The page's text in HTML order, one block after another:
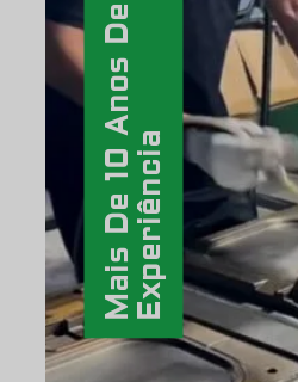
Mais De 10 Anos DeExperiência